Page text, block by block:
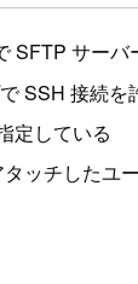
SFTP サーバ
SSH 接続を
定している
ッチしたユ